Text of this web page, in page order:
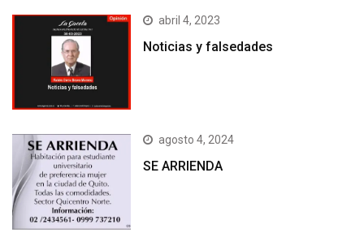
abril 4, 2023
Noticias y falsedades
agosto 4, 2024
SE ARRIENDA